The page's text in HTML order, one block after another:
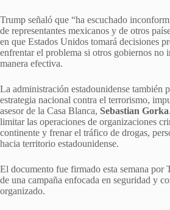
Trump señaló que “ha escuchado
de representantes mexicanos y de otros
en que Estados Unidos tomará decisiones
enfrentar el problema si otros gobiernos no
manera efectiva.
La administración estadounidense también
estrategia nacional contra el terrorismo,
asesor de la Casa Blanca, Sebastian Gorka
limitar las operaciones de organizaciones
continente y frenar el tráfico de drogas,
hacia territorio estadounidense.
El documento fue firmado esta semana por
de una campaña enfocada en seguridad y
organizado.